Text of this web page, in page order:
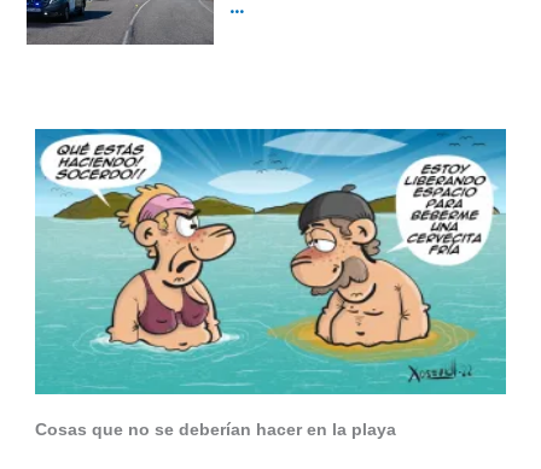
Cosas que no se deberían hacer en la playa